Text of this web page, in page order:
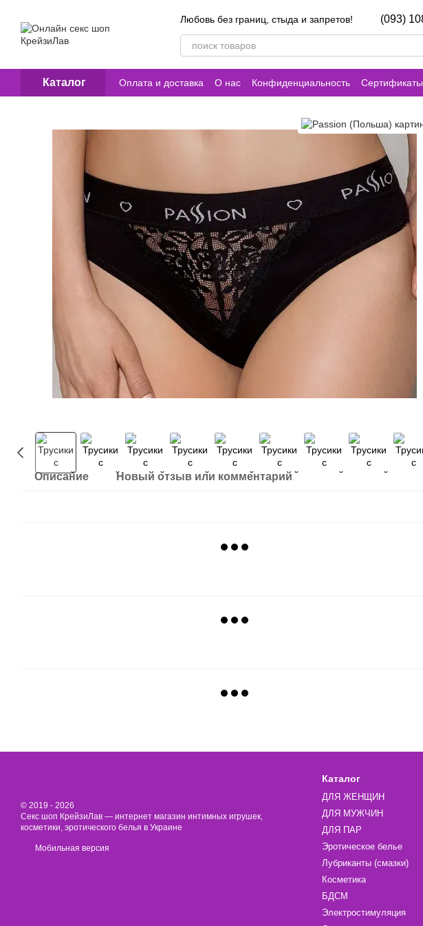
Любовь без границ, стыда и запретов!
(093)
Каталог Оплата и доставка О нас Конфиденциальность Сертификаты
Контакты
Описание Новый отзыв или комментарий
© 2019 - 2026
Секс шоп КрейзиЛав — интернет магазин интимных игрушек,
косметики, эротического белья в Украине
Мобильная версия
Каталог
ДЛЯ ЖЕНЩИН
ДЛЯ МУЖЧИН
ДЛЯ ПАР
Эротическое белье
Лубриканты (смазки)
Косметика
БДСМ
Электростимуляция